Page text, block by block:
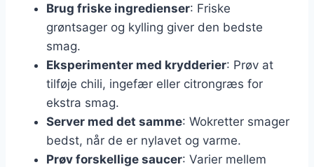
Brug friske ingredienser: Friske
grøntsager og kylling giver den bedste
smag.
Eksperimenter med krydderier: Prøv at
tilføje chili, ingefær eller citrongræs for
ekstra smag.
Server med det samme: Wokretter smager
bedst, når de er nylavet og varme.
Prøv forskellige saucer: Varier mellem